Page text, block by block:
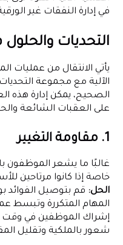
في إدارة النفقات غير
التحديات والحلول
يأتي الانتقال من عمليات
الآلية مع مجموعة
الصحيح، يمكن إدارة هذه
على العقبات الشائعة
1. مقاومة التغيير
غالبًا ما يشعر الموظفون
خاصة إذا كانوا مرتاحين
الحل: قم بتوصيل الفوائد
المهام المتكررة وتبسط
إشراك الموظفين في وقت
شعور بالملكية وتقليل